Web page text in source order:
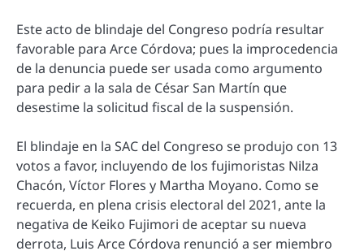
Este acto de blindaje del Congreso podría resultar
favorable para Arce Córdova; pues la improcedencia
de la denuncia puede ser usada como argumento
para pedir a la sala de César San Martín que
desestime la solicitud fiscal de la suspensión.
El blindaje en la SAC del Congreso se produjo con 13
votos a favor, incluyendo de los fujimoristas Nilza
Chacón, Víctor Flores y Martha Moyano. Como se
recuerda, en plena crisis electoral del 2021, ante la
negativa de Keiko Fujimori de aceptar su nueva
derrota, Luis Arce Córdova renunció a ser miembro